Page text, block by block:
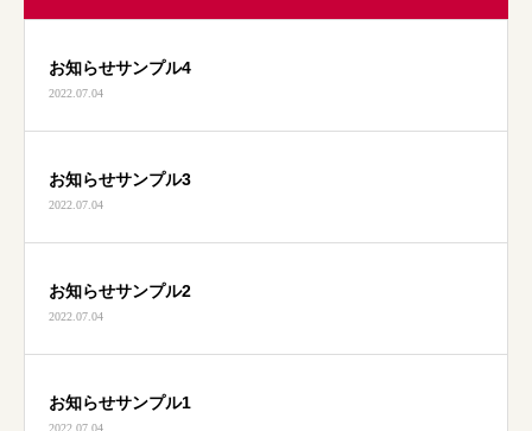
お知らせサンプル4
2022.07.04
お知らせサンプル3
2022.07.04
お知らせサンプル2
2022.07.04
お知らせサンプル1
2022.07.04